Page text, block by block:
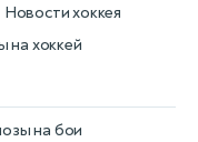
Новости хоккея
на хоккей
на бои